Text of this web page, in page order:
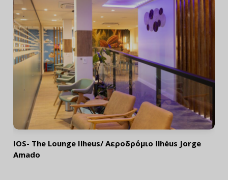
IOS- The Lounge Ilheus/ Αεροδρόμιο Ilhéus Jorge
Amado